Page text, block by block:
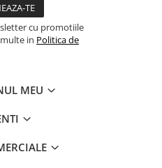
cu promotiile
in Politica de
MEU